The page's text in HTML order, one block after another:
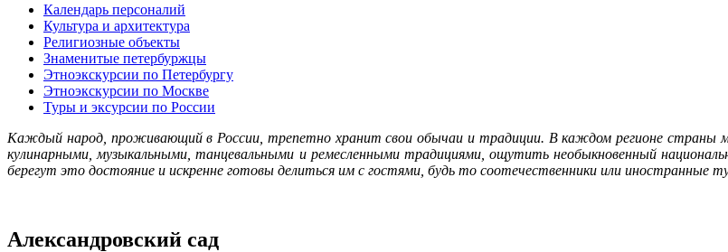
Календарь персоналий
Культура и архитектура
Религиозные объекты
Знаменитые петербуржцы
Этноэкскурсии по Петербургу
Этноэкскурсии по Москве
Туры и эксурсии по России
Каждый народ, проживающий в России, трепетно хранит свои обычаи и традиции. В каждом регионе страны
кулинарными, музыкальными, танцевальными и ремесленными традициями, ощутить необыкновенный
берегут это достояние и искренне готовы делиться им с гостями, будь то соотечественники или иностранные
Александровский сад